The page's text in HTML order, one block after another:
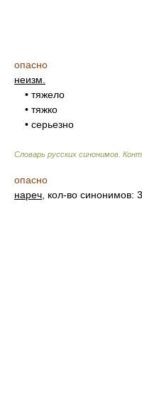
опасно
неизм.
• тяжело
• тяжко
• серьезно
Словарь русских синонимов.
опасно
нареч , кол-во синонимов: